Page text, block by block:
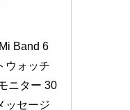
Band 6
ウォッチ
ニター 30
ッセージ